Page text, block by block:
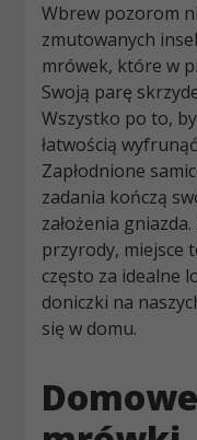
Wbrew pozorom
zmutowanych
mrówek, które w
Swoją parę
Wszystko po to,
łatwością
Zapłodnione
zadania kończą
założenia
przyrody, miejsce
często za idealne
doniczki na
się w domu.